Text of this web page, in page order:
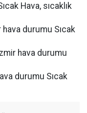
Hava, sıcaklık
durumu Sıcak
hava durumu
durumu Sıcak